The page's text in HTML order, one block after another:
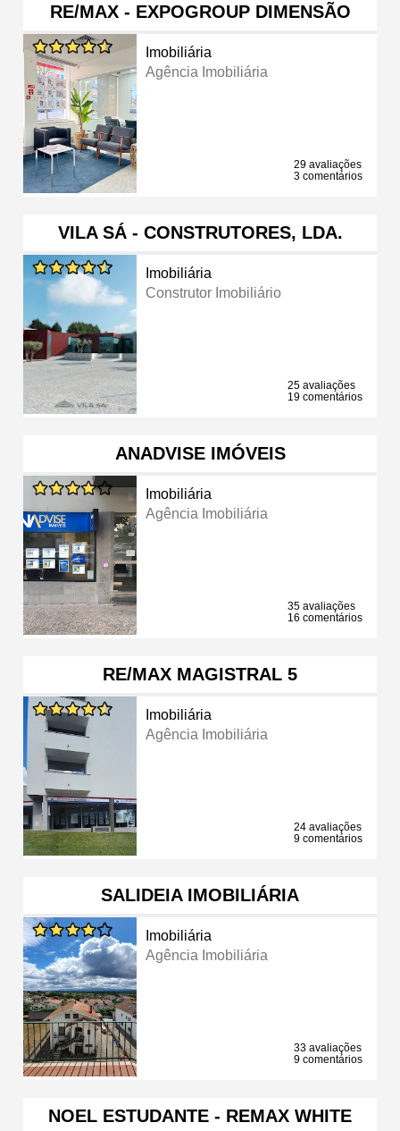
RE/MAX - EXPOGROUP DIMENSÃO
Imobiliária
Agência Imobiliária
29 avaliações
3 comentários
VILA SÁ - CONSTRUTORES, LDA.
Imobiliária
Construtor Imobiliário
25 avaliações
19 comentários
ANADVISE IMÓVEIS
Imobiliária
Agência Imobiliária
35 avaliações
16 comentários
RE/MAX MAGISTRAL 5
Imobiliária
Agência Imobiliária
24 avaliações
9 comentários
SALIDEIA IMOBILIÁRIA
Imobiliária
Agência Imobiliária
33 avaliações
9 comentários
NOEL ESTUDANTE - REMAX WHITE